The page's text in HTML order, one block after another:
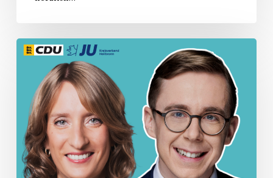
Einladung:
Philipp
Amthor
Wahlkreis
Neckarsulm